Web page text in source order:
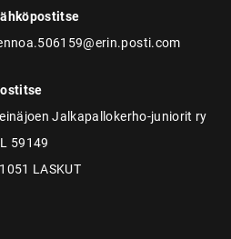
Jalkapallokerho-juniorit ry
59149
LASKUT